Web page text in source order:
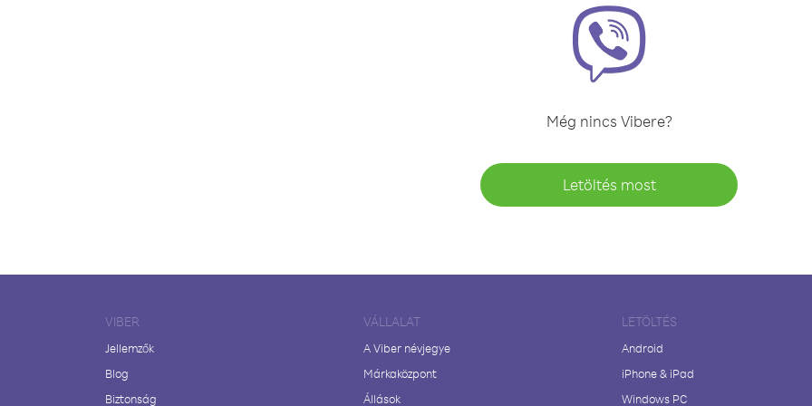
Még nincs Vibere?
Letöltés most
VIBER
Jellemzők
Blog
Biztonság
VÁLLALAT
A Viber névjegye
Márkaközpont
Állások
LETÖLTÉS
Android
iPhone & iPad
Windows PC